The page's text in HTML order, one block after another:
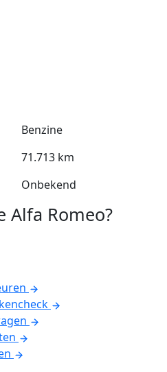
Benzine
71.713 km
Onbekend
Alfa Romeo?